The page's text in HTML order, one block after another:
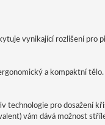
vynikající rozlišení
a kompaktní tělo.
technologie pro dosažení
vám dává možnost